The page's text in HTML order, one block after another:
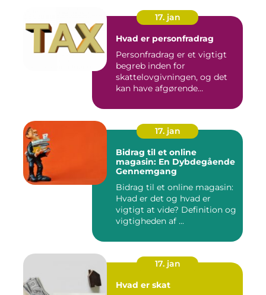
17. jan
Hvad er personfradrag
Personfradrag er et vigtigt
begreb inden for
skattelovgivningen, og det
kan have afgørende
17. jan
Bidrag til et online
magasin: En Dybdegående
Gennemgang
Bidrag til et online magasin:
Hvad er det og hvad er
vigtigt at vide? Definition og
vigtigheden af ...
17. jan
Hvad er skat